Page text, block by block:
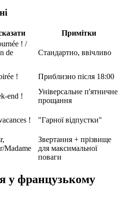
Примітки
! /
de
Стандартно, ввічливо
!
Приблизно після 18:00
end !
Універсальне п'ятничне
прощання
! "Гарної відпустки"
Madame
Звертання + прізвище
для максимальної
поваги
у французькому